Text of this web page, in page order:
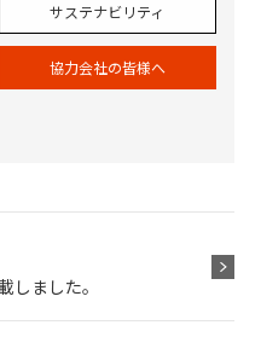
サステナビリティ
協力会社の皆様へ
しました。